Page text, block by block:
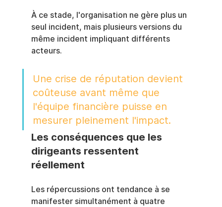
À ce stade, l'organisation ne gère plus un
seul incident, mais plusieurs versions du
même incident impliquant différents
acteurs.
Une crise de réputation devient
coûteuse avant même que
l'équipe financière puisse en
mesurer pleinement l'impact.
Les conséquences que les
dirigeants ressentent
réellement
Les répercussions ont tendance à se
manifester simultanément à quatre